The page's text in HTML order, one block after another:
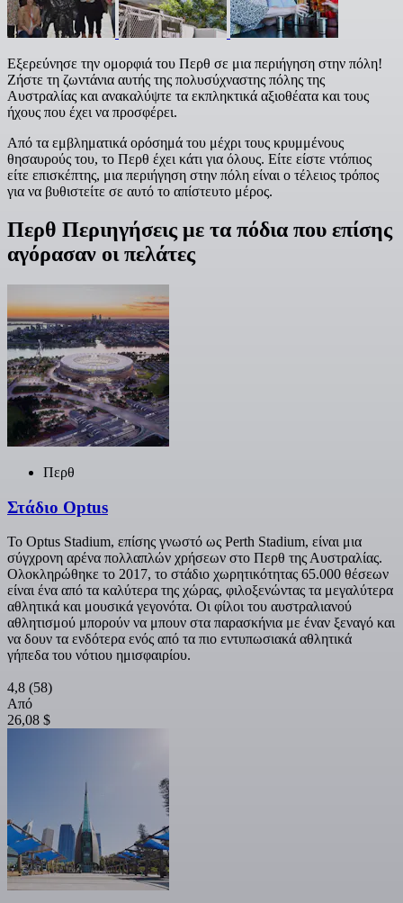
Εξερεύνησε την ομορφιά του Περθ σε μια περιήγηση στην πόλη!
Ζήστε τη ζωντάνια αυτής της πολυσύχναστης πόλης της
Αυστραλίας και ανακαλύψτε τα εκπληκτικά αξιοθέατα και τους
ήχους που έχει να προσφέρει.
Από τα εμβληματικά ορόσημά του μέχρι τους κρυμμένους
θησαυρούς του, το Περθ έχει κάτι για όλους. Είτε είστε ντόπιος
είτε επισκέπτης, μια περιήγηση στην πόλη είναι ο τέλειος τρόπος
για να βυθιστείτε σε αυτό το απίστευτο μέρος.
Περθ Περιηγήσεις με τα πόδια που επίσης
αγόρασαν οι πελάτες
Περθ
Στάδιο Optus
Το Optus Stadium, επίσης γνωστό ως Perth Stadium, είναι μια
σύγχρονη αρένα πολλαπλών χρήσεων στο Περθ της Αυστραλίας.
Ολοκληρώθηκε το 2017, το στάδιο χωρητικότητας 65.000 θέσεων
είναι ένα από τα καλύτερα της χώρας, φιλοξενώντας τα μεγαλύτερα
αθλητικά και μουσικά γεγονότα. Οι φίλοι του αυστραλιανού
αθλητισμού μπορούν να μπουν στα παρασκήνια με έναν ξεναγό και
να δουν τα ενδότερα ενός από τα πιο εντυπωσιακά αθλητικά
γήπεδα του νότιου ημισφαιρίου.
4,8 (58)
Από
26,08 $